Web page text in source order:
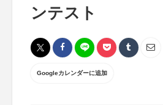
ンテスト
Googleカレンダーに追加